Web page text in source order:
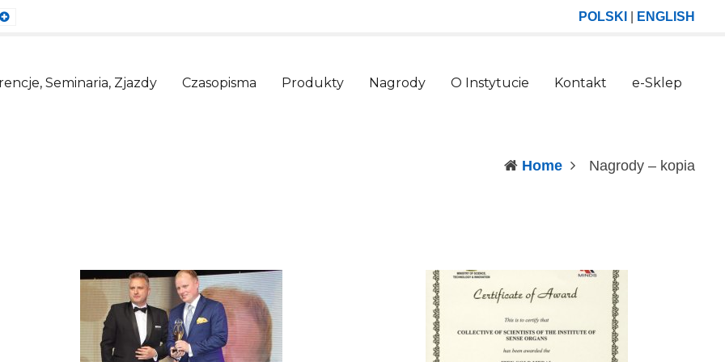
Larger
POLSKI | ENGLISH
Seminaria, Zjazdy Czasopisma Produkty Nagrody O Instytucie Kontakt e-Sklep
Home Nagrody – kopia